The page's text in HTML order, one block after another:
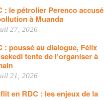
: le pétrolier Perenco accusé
à Muanda
27, 2026
: poussé au dialogue, Félix
tente de l’organiser à
21, 2026
en RDC : les enjeux de la